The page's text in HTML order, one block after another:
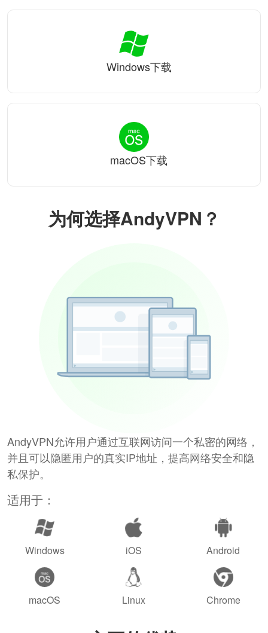
为何选择AndyVPN？
AndyVPN允许用户通过互联网访问一个私密的网络，
并且可以隐匿用户的真实IP地址，提高网络安全和隐
私保护。
适用于：
Windows iOS Android
macOS Linux Chrome
Windows下载
macOS下载